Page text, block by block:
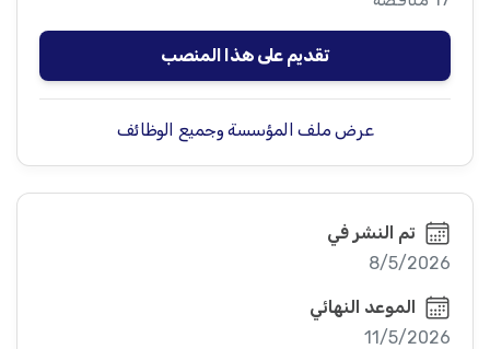
تقديم على هذا المنصب
عرض ملف المؤسسة وجميع الوظائف
تم النشر في
8/5/2026
الموعد النهائي
11/5/2026